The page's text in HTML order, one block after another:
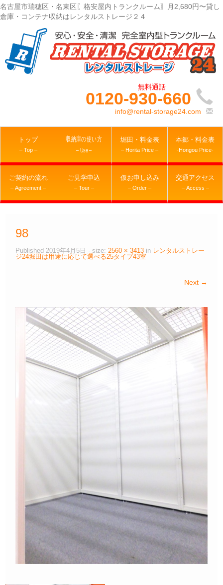
名古屋市瑞穂区・名東区〖格安屋内トランクルーム〗月2,680円〜貸し
倉庫・コンテナ収納はレンタルストレージ２４
0120-930-660
info@rental-storage24.com
トップ
– Top –
収納庫の使い方
– Use –
堀田・料金表
– Horita Price –
本郷・料金表
-Hongou Price-
ご契約の流れ
– Agreement –
ご見学申込
– Tour –
仮お申し込み
– Order –
交通アクセス
– Access –
98
Published 2019年4月5日 - size: 2560 × 3413 in レンタルストレー
ジ24堀田は用途に応じて選べる25タイプ43室
Next →